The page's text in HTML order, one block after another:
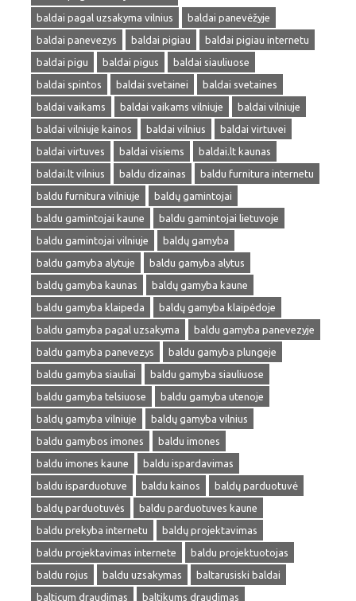
baldai pagal uzsakyma vilnius
baldai panevėžyje
baldai panevezys
baldai pigiau
baldai pigiau internetu
baldai pigu
baldai pigus
baldai siauliuose
baldai spintos
baldai svetainei
baldai svetaines
baldai vaikams
baldai vaikams vilniuje
baldai vilniuje
baldai vilniuje kainos
baldai vilnius
baldai virtuvei
baldai virtuves
baldai visiems
baldai.lt kaunas
baldai.lt vilnius
baldu dizainas
baldu furnitura internetu
baldu furnitura vilniuje
baldų gamintojai
baldu gamintojai kaune
baldu gamintojai lietuvoje
baldu gamintojai vilniuje
baldų gamyba
baldu gamyba alytuje
baldu gamyba alytus
baldų gamyba kaunas
baldų gamyba kaune
baldu gamyba klaipeda
baldų gamyba klaipėdoje
baldu gamyba pagal uzsakyma
baldu gamyba panevezyje
baldu gamyba panevezys
baldu gamyba plungeje
baldu gamyba siauliai
baldu gamyba siauliuose
baldu gamyba telsiuose
baldu gamyba utenoje
baldų gamyba vilniuje
baldų gamyba vilnius
baldu gamybos imones
baldu imones
baldu imones kaune
baldu ispardavimas
baldu isparduotuve
baldu kainos
baldų parduotuvė
baldų parduotuvės
baldu parduotuves kaune
baldu prekyba internetu
baldų projektavimas
baldu projektavimas internete
baldu projektuotojas
baldu rojus
baldu uzsakymas
baltarusiski baldai
balticum draudimas
baltikums draudimas